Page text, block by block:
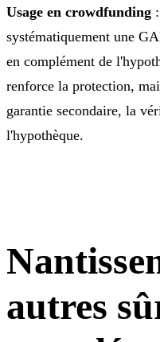
Usage en crowdfunding
systématiquement une
en complément de
renforce la protection,
garantie secondaire, la
l'hypothèque.
autres